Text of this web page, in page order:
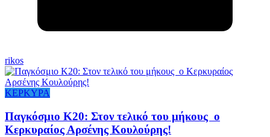
rikos
ΚΕΡΚΥΡΑ
Παγκόσμιο Κ20: Στον τελικό του μήκους ο
Κερκυραίος Αρσένης Κουλούρης!